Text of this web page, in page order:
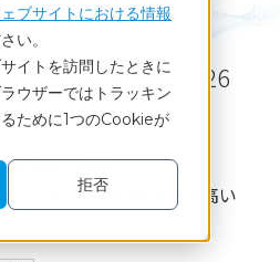
ブサイトにおける情報
い。
イトを訪問したときに
ウザーではトラッキン
ために1つのCookieが
拒否
ミスト名鑑＜2026
有識者を網羅
どをまとめた利用価値の高い